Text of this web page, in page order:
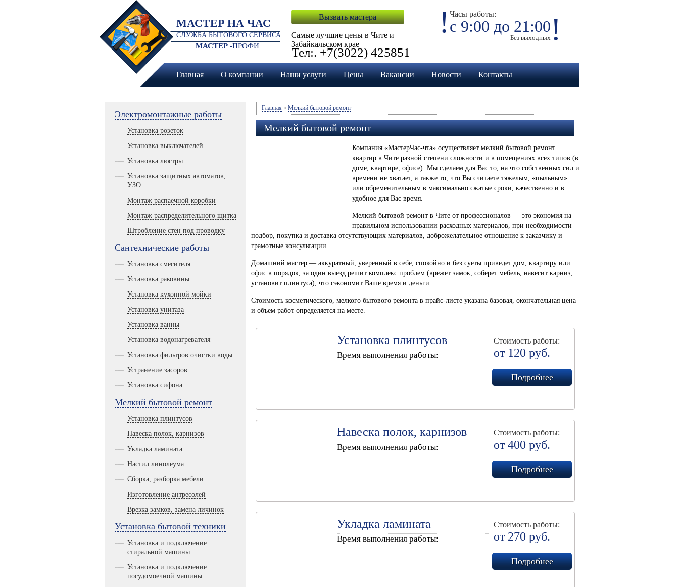
! Часы работы:
с 9:00 до 21:00
Без выходных !
Вызвать мастера
Самые лучшие цены в Чите и
Забайкальском крае
Главная О компании Наши услуги Цены Вакансии Новости Контакты
МАСТЕР НА ЧАС
СЛУЖБА БЫТОВОГО СЕРВИСА
МАСТЕР -ПРОФИ Тел:. +7(3022) 425851
Электромонтажные работы
Установка розеток
Установка выключателей
Установка люстры
Установка защитных автоматов,
УЗО
Монтаж распаечной коробки
Монтаж распределительного щитка
Штробление стен под проводку
Сантехнические работы
Установка смесителя
Установка раковины
Установка кухонной мойки
Установка унитаза
Установка ванны
Установка водонагревателя
Установка фильтров очистки воды
Устранение засоров
Установка сифона
Мелкий бытовой ремонт
Установка плинтусов
Навеска полок, карнизов
Укладка ламината
Настил линолеума
Сборка, разборка мебели
Изготовление антресолей
Врезка замков, замена личинок
Установка бытовой техники
Установка и подключение
стиральной машины
Установка и подключение
посудомоечной машины
Главная » Мелкий бытовой ремонт
Мелкий бытовой ремонт
Компания «МастерЧас-чта» осуществляет мелкий бытовой ремонт
квартир в Чите разной степени сложности и в помещениях всех типов (в
доме, квартире, офисе). Мы сделаем для Вас то, на что собственных сил и
времени не хватает, а также то, что Вы считаете тяжелым, «пыльным»
или обременительным в максимально сжатые сроки, качественно и в
удобное для Вас время.
Мелкий бытовой ремонт в Чите от профессионалов — это экономия на
правильном использовании расходных материалов, при необходимости
подбор, покупка и доставка отсутствующих материалов, доброжелательное отношение к заказчику и
грамотные консультации.
Домашний мастер — аккуратный, уверенный в себе, спокойно и без суеты приведет дом, квартиру или
офис в порядок, за один выезд решит комплекс проблем (врежет замок, соберет мебель, навесит карниз,
установит плинтуса), что сэкономит Ваше время и деньги.
Стоимость косметического, мелкого бытового ремонта в прайс-листе указана базовая, окончательная цена
и объем работ определяется на месте.
Установка плинтусов
Время выполнения работы:
Стоимость работы:
от 120 руб.
Подробнее
Навеска полок, карнизов
Время выполнения работы:
Стоимость работы:
от 400 руб.
Подробнее
Укладка ламината
Время выполнения работы:
Стоимость работы:
от 270 руб.
Подробнее